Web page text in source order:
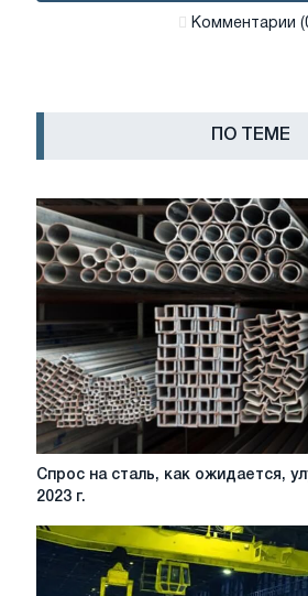
Комментарии
ПО ТЕМЕ
Спрос
на
как
ожидается,
улучшится
Спрос на сталь, как ожидается,
2023 г.